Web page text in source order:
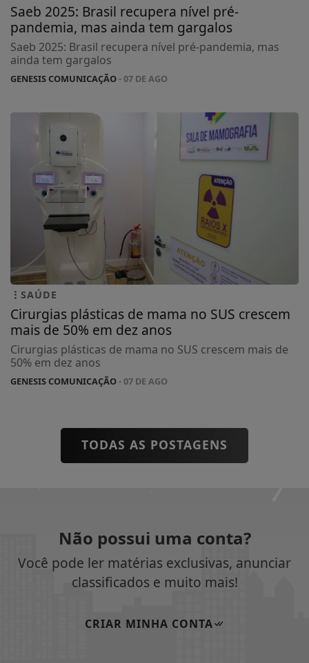
Saeb 2025: Brasil recupera nível pré-
pandemia, mas ainda tem gargalos
Saeb 2025: Brasil recupera nível pré-pandemia, mas
ainda tem gargalos
GENESIS COMUNICAÇÃO- 07 DE AGO
SAÚDE
Cirurgias plásticas de mama no SUS crescem
mais de 50% em dez anos
Cirurgias plásticas de mama no SUS crescem mais de
50% em dez anos
GENESIS COMUNICAÇÃO- 07 DE AGO
TODAS AS POSTAGENS
Não possui uma conta?
Você pode ler matérias exclusivas, anunciar
classificados e muito mais!
CRIAR MINHA CONTA